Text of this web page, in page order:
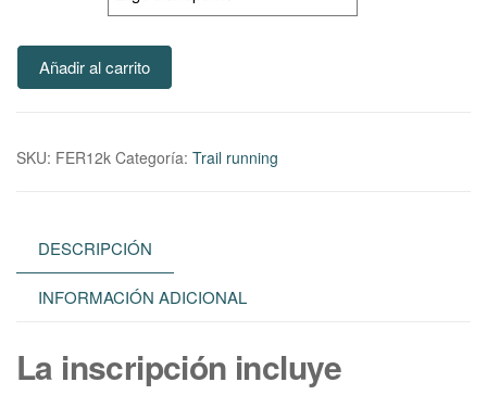
Añadir al carrito
SKU: FER12k Categoría: Trail running
DESCRIPCIÓN
INFORMACIÓN ADICIONAL
La inscripción incluye